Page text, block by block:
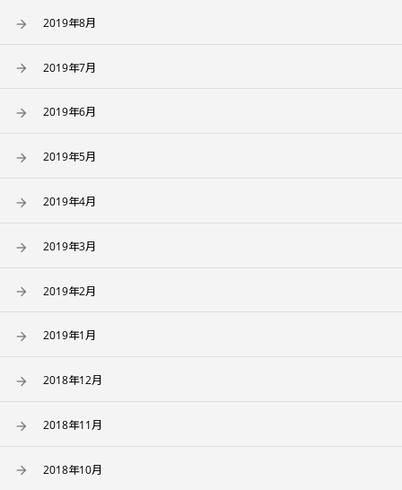
2019年8月
2019年7月
2019年6月
2019年5月
2019年4月
2019年3月
2019年2月
2019年1月
2018年12月
2018年11月
2018年10月